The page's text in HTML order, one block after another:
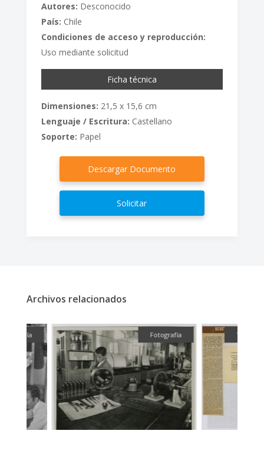
Autores: Desconocido
País: Chile
Condiciones de acceso y reproducción:
Uso mediante solicitud
Ficha técnica
Dimensiones: 21,5 x 15,6 cm
Lenguaje / Escritura: Castellano
Soporte: Papel
Descargar Documento
Solicitar
Archivos relacionados
Fotografía Textual